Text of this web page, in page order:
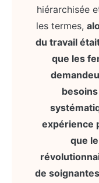
hiérarchisée
les termes,
du travail
que les
expérience
que
de